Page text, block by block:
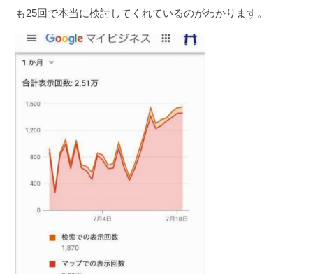
も25回で本当に検討してくれているのがわかります。